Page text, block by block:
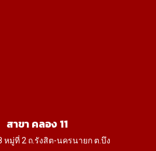
สาขา คลอง 11
หมู่ที่ 2 ถ.รังสิต-นครนายก ต.บึง